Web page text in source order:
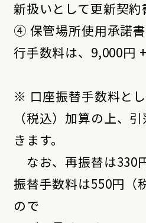
新扱いとして更新契約
④ 保管場所使用承諾
行手数料は、9,000円 +
※ 口座振替手数料と
（税込）加算の上、
きます。
なお、再振替は330
振替手数料は550円（
ので